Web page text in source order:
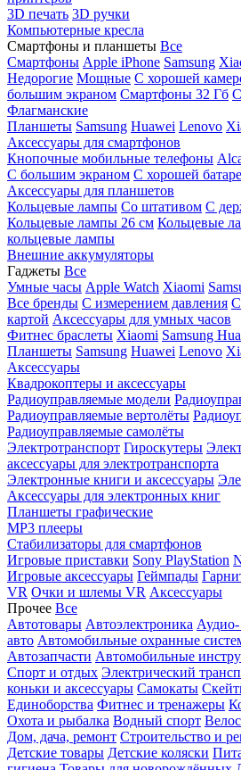
3D печать 3D ручки
Компьютерные кресла
Смартфоны и планшеты Все
Смартфоны Apple iPhone Samsung
Недорогие Мощные С хорошей
большим экраном Смартфоны 32 Гб
Флагманские
Планшеты Samsung Huawei Lenovo
Аксессуары для смартфонов
Кнопочные мобильные телефоны
С большим экраном С хорошей
Аксессуары для планшетов
Кольцевые лампы Со штативом C
Кольцевые лампы 26 см Кольцевые
кольцевые лампы
Внешние аккумуляторы
Гаджеты Все
Умные часы Apple Watch Xiaomi
Все бренды C измерением давления
картой Аксессуары для умных часов
Фитнес браслеты Xiaomi Samsung
Планшеты Samsung Huawei Lenovo
Аксессуары
Квадрокоптеры и аксессуары
Радиоуправляемые модели
Радиоуправляемые вертолёты
Радиоуправляемые самолёты
Электротранспорт Гироскутеры
аксессуары для электротранспорта
Электронные книги и аксессуары
Аксессуары для электронных книг
Планшеты графические
MP3 плееры
Стабилизаторы для смартфонов
Игровые приставки Sony PlayStation
Игровые аксессуары Геймпады
VR Очки и шлемы VR Аксессуары
Прочее Все
Автотовары Автоэлектроника Аудио-
авто Автомобильные охранные
Автозапчасти Автомобильные
Спорт и отдых Электрический
коньки и аксессуары Самокаты
Единоборства Фитнес и тренажеры
Охота и рыбалка Водный спорт
Дом, дача, ремонт Строительство и
Детские товары Детские коляски